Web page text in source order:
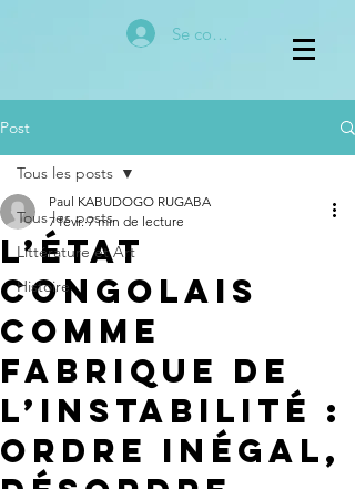
Se connecter
Post
Tous les posts
Littérature et Art
Histoire
Tous les posts
L’État
congolais
comme
fabrique de
l’instabilité :
ordre inégal,
Paul KABUDOGO RUGABA
7 févr. 7 min de lecture